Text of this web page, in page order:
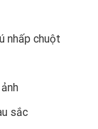
nhấp chuột
sắc